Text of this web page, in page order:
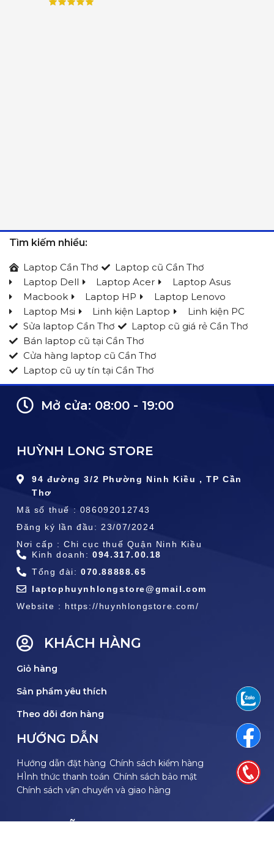
Tìm kiếm nhiều:
Laptop Cần Thơ
Laptop cũ Cần Thơ
Laptop Dell
Laptop Acer
Laptop Asus
Macbook
Laptop HP
Laptop Lenovo
Laptop Msi
Linh kiện Laptop
Linh kiện PC
Sửa laptop Cần Thơ
Laptop cũ giá rẻ Cần Thơ
Bán laptop cũ tại Cần Thơ
Cửa hàng laptop cũ Cần Thơ
Laptop cũ uy tín tại Cần Thơ
Mở cửa: 08:00 - 19:00
HUỲNH LONG STORE
94 đường 3/2 Phường Ninh Kiều , TP Cần
Thơ
Mã số thuế : 086092012743
Đăng ký lần đầu: 23/07/2024
Nơi cấp : Chi cục thuế Quận Ninh Kiều
Kinh doanh:094.317.00.18
Tổng đài: 070.88888.65
laptophuynhlongstore@gmail.com
Website : https://huynhlongstore.com/
KHÁCH HÀNG
Giỏ hàng
Sản phẩm yêu thích
Theo dõi đơn hàng
HƯỚNG DẪN
Hướng dẫn đặt hàng Chính sách kiểm hàng
HÌnh thức thanh toán Chính sách bảo mật
Chính sách vận chuyển và giao hàng
THEO DÕI FACEBOOK